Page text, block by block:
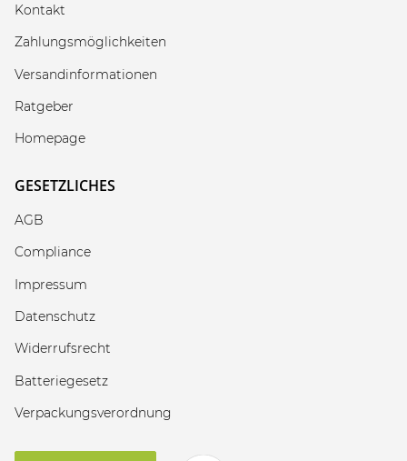
Kontakt
Zahlungsmöglichkeiten
Versandinformationen
Ratgeber
Homepage
GESETZLICHES
AGB
Compliance
Impressum
Datenschutz
Widerrufsrecht
Batteriegesetz
Verpackungsverordnung